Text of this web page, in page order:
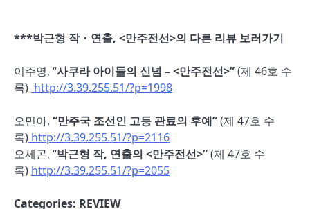
***박근형 작・연출, <만주전선>의 다른 리뷰 보러가기
이주영, “사쿠라 아이들의 신념 – <만주전선>”(제 46호 수
록) http://3.39.255.51/?p=1998
오민아, “만주국 조선인 고등 관료의 후예”(제 47호 수
록) http://3.39.255.51/?p=2116
오세곤, “박근형 작, 연출의 <만주전선>”(제 47호 수
록) http://3.39.255.51/?p=2055
Categories: REVIEW